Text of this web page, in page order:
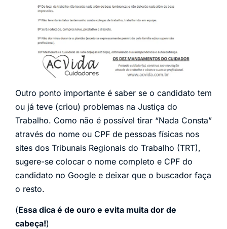
Outro ponto importante é saber se o candidato tem
ou já teve (criou) problemas na Justiça do
Trabalho. Como não é possível tirar “Nada Consta”
através do nome ou CPF de pessoas físicas nos
sites dos Tribunais Regionais do Trabalho (TRT),
sugere-se colocar o nome completo e CPF do
candidato no Google e deixar que o buscador faça
o resto.
(Essa dica é de ouro e evita muita dor de
cabeça!)